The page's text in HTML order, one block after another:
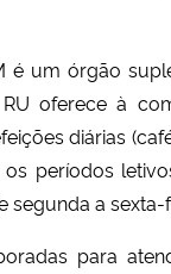
é um órgão
oferece à
diárias
períodos
segunda a
para